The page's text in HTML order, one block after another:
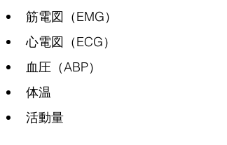
筋電図（EMG）
心電図（ECG）
血圧（ABP）
体温
活動量